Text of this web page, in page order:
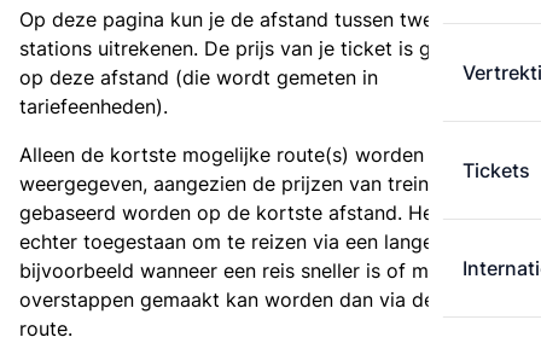
Tickets
Op deze pagina kun je de afstand tussen twee
stations uitrekenen. De prijs van je ticket is gebaseerd
op deze afstand (die wordt gemeten in
tariefeenheden).
Alleen de kortste mogelijke route(s) worden
weergegeven, aangezien de prijzen van treintickets
gebaseerd worden op de kortste afstand. Het is
echter toegestaan om te reizen via een langere route,
bijvoorbeeld wanneer een reis sneller is of met minder
overstappen gemaakt kan worden dan via de kortste
route.